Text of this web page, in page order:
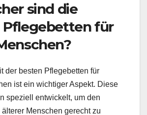
sind die
Pflegebetten für
der besten Pflegebetten für
ist ein wichtiger Aspekt. Diese
speziell entwickelt, um den
Menschen gerecht zu